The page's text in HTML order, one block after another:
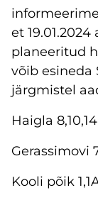
Pood
Kontaktid
Uudised
et
planeeritud
võib esineda
järgmistel
Haigla
Gerassimovi
Kooli põik